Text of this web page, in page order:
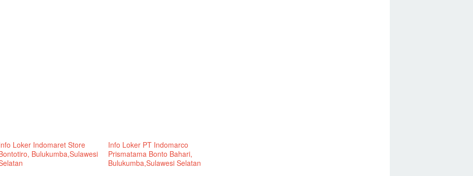
Loker Indomaret Store
Bulukumba,Sulawesi
Info Loker PT Indomarco
Prismatama Bonto Bahari,
Bulukumba,Sulawesi Selatan